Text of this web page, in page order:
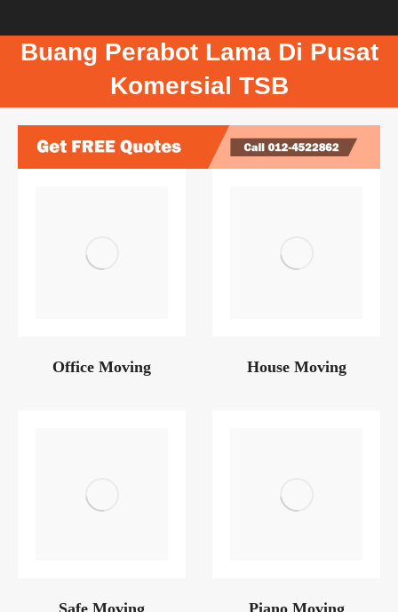
Buang Perabot Lama Di Pusat
Komersial TSB
Office Moving House Moving